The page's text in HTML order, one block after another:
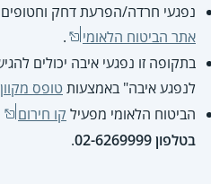
נפגעי חרדה/הפרעת דחק וחטופים
אתר הביטוח הלאומי
.
בתקופה זו נפגעי איבה יכולים
לנפגע איבה" באמצעות טופס מקוון
הביטוח הלאומי מפעיל קו חירום
בטלפון02-6269999
.